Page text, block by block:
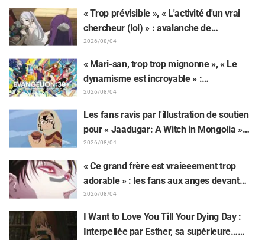
suscite une pluie de « Yoshi ! »
« Trop prévisible », « L'activité d'un vrai
chercheur (lol) » : avalanche de
moqueries affectueuses face à la peluche
de Frieren piégée par un Mimique lors
d'une exposition de « Frieren »
2026/08/04
« Mari-san, trop trop mignonne », « Le
dynamisme est incroyable » :
retentissement suite au dévoilement d'un
superbe dessin de Hidenori Matsubara
représentant les trois filles de « Neon
Genesis Evangelion » en combinaison
2026/08/04
Les fans ravis par l'illustration de soutien
pour « Jaadugar: A Witch in Mongolia »
dessinée par l'auteur de « Yowamushi
Pedal » : « Voilà ce qui se passe quand la
personne avec le style le plus différent
2026/08/04
« Ce grand frère est vraieeement trop
adorable » : les fans aux anges devant
Choso se rapprochant de Yūji Itadori sur
l'illustration inédite de l'exposition de
l'anime « JUJUTSU KAISEN »
2026/08/04
I Want to Love You Till Your Dying Day :
Interpellée par Esther, sa supérieure…